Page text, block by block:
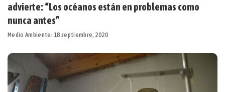
advierte: “Los océanos están en problemas como
nunca antes”
Medio Ambiente 18 septiembre, 2020